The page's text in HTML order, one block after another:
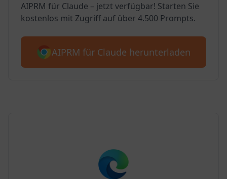
AIPRM für Claude – jetzt verfügbar! Starten Sie
kostenlos mit Zugriff auf über 4.500 Prompts.
AIPRM für Claude herunterladen